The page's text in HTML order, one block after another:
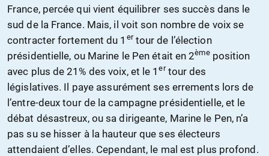
France, percée qui vient équilibrer ses succès dans le
sud de la France. Mais, il voit son nombre de voix se
contracter fortement du 1 ertour de l’élection
présidentielle, ou Marine le Pen était en 2èmeposition
avec plus de 21% des voix, et le 1ertour des
législatives. Il paye assurément ses errements lors de
l’entre-deux tour de la campagne présidentielle, et le
débat désastreux, ou sa dirigeante, Marine le Pen, n’a
pas su se hisser à la hauteur que ses électeurs
attendaient d’elles. Cependant, le mal est plus profond.